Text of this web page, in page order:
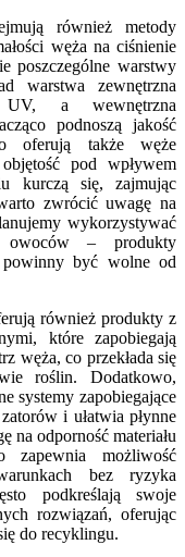
również metody
węża na ciśnienie
poszczególne warstwy
warstwa zewnętrzna
UV, a wewnętrzna
podnoszą jakość
oferują także węże
pod wpływem
kurczą się, zajmując
zwrócić uwagę na
wykorzystywać
– produkty
powinny być wolne od
również produkty z
które zapobiegają
węża, co przekłada się
roślin. Dodatkowo,
systemy zapobiegające
i ułatwia płynne
na odporność materiału
możliwość
bez ryzyka
podkreślają swoje
rozwiązań, oferując
do recyklingu.